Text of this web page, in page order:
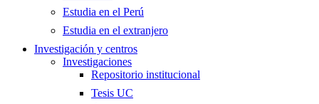
Estudia en el Perú
Estudia en el extranjero
Investigación y centros
Investigaciones
Repositorio institucional
Tesis UC